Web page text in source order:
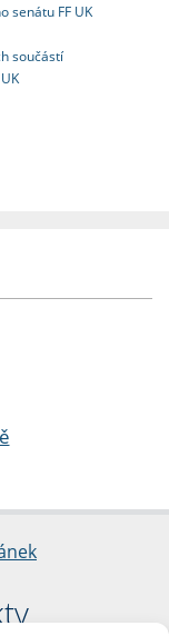
senátu FF UK
součástí